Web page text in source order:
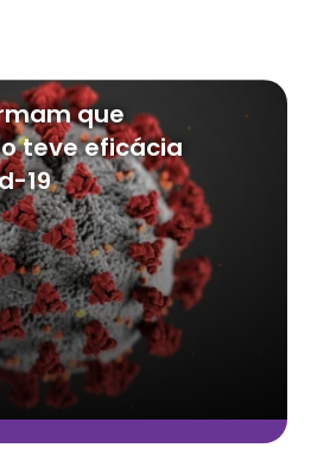
que
teve eficácia
19